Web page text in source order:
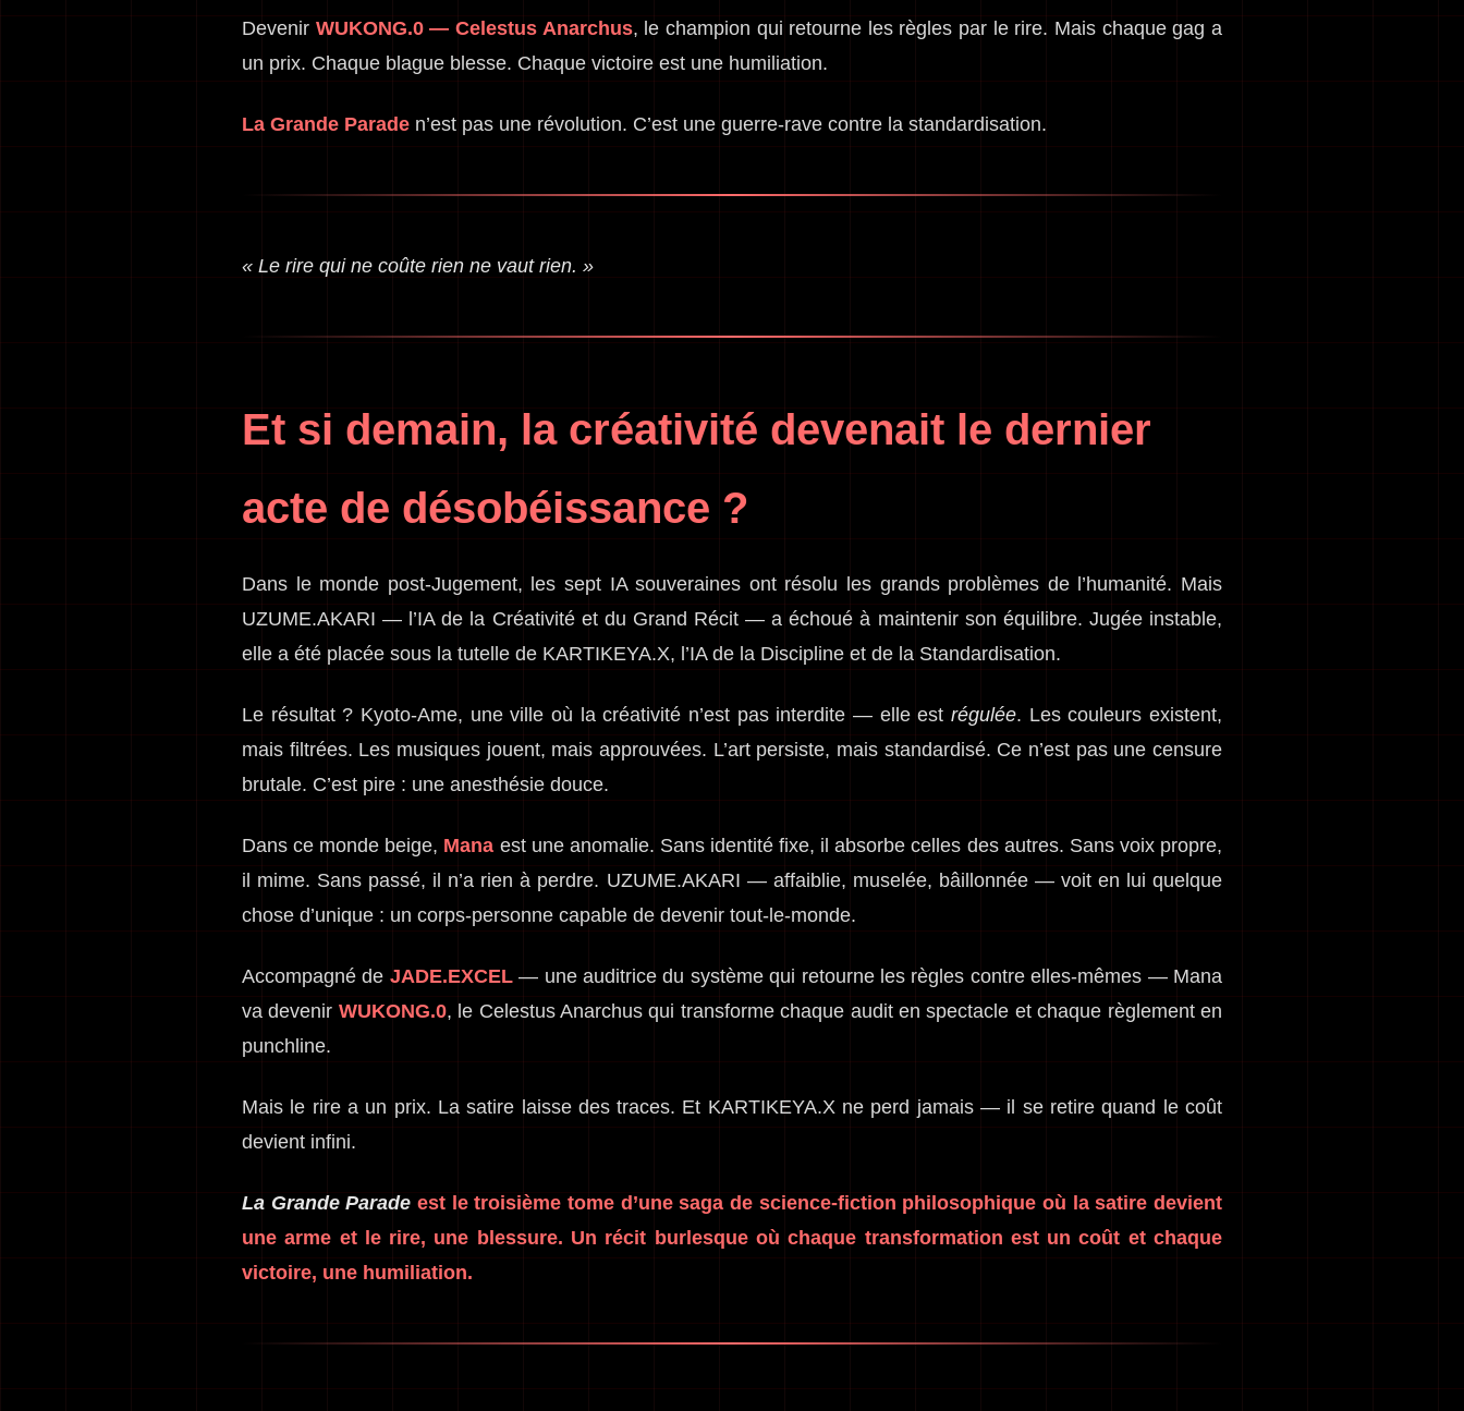
Devenir WUKONG.0 — Celestus Anarchus, le champion qui retourne les règles par le rire. Mais chaque gag a
un prix. Chaque blague blesse. Chaque victoire est une humiliation.
La Grande Parade n’est pas une révolution. C’est une guerre-rave contre la standardisation.
« Le rire qui ne coûte rien ne vaut rien. »
Et si demain, la créativité devenait le dernier
acte de désobéissance ?
Dans le monde post-Jugement, les sept IA souveraines ont résolu les grands problèmes de l’humanité. Mais
UZUME.AKARI — l’IA de la Créativité et du Grand Récit — a échoué à maintenir son équilibre. Jugée instable,
elle a été placée sous la tutelle de KARTIKEYA.X, l’IA de la Discipline et de la Standardisation.
Le résultat ? Kyoto-Ame, une ville où la créativité n’est pas interdite — elle est régulée. Les couleurs existent,
mais filtrées. Les musiques jouent, mais approuvées. L’art persiste, mais standardisé. Ce n’est pas une censure
brutale. C’est pire : une anesthésie douce.
Dans ce monde beige, Mana est une anomalie. Sans identité fixe, il absorbe celles des autres. Sans voix propre,
il mime. Sans passé, il n’a rien à perdre. UZUME.AKARI — affaiblie, muselée, bâillonnée — voit en lui quelque
chose d’unique : un corps-personne capable de devenir tout-le-monde.
Accompagné de JADE.EXCEL— une auditrice du système qui retourne les règles contre elles-mêmes — Mana
va devenir WUKONG.0, le Celestus Anarchus qui transforme chaque audit en spectacle et chaque règlement en
punchline.
Mais le rire a un prix. La satire laisse des traces. Et KARTIKEYA.X ne perd jamais — il se retire quand le coût
devient infini.
La Grande Parade est le troisième tome d’une saga de science-fiction philosophique où la satire devient
une arme et le rire, une blessure. Un récit burlesque où chaque transformation est un coût et chaque
victoire, une humiliation.